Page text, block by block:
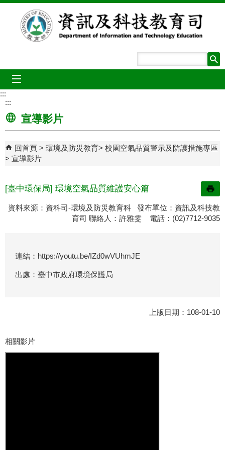
跳到主要內容區塊
:::
:::
宣導影片
回首頁 環境及防災教育
校園空氣品質警示及防護措施專區
宣導影片
[臺中環保局] 環境空氣品質維護安心篇
資料來源：資科司-環境及防災教育科 發布單位：資訊及科技教
育司 聯絡人：許雅雯 電話：(02)7712-9035
連結：https://youtu.be/IZd0wVUhmJE
出處：臺中市政府環境保護局
上版日期：108-01-10
相關影片